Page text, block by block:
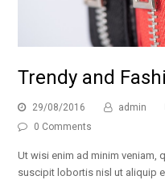
Trendy and
29/08/2016 admin
0 Comments
Ut wisi enim ad minim veniam,
suscipit lobortis nisl ut aliquip